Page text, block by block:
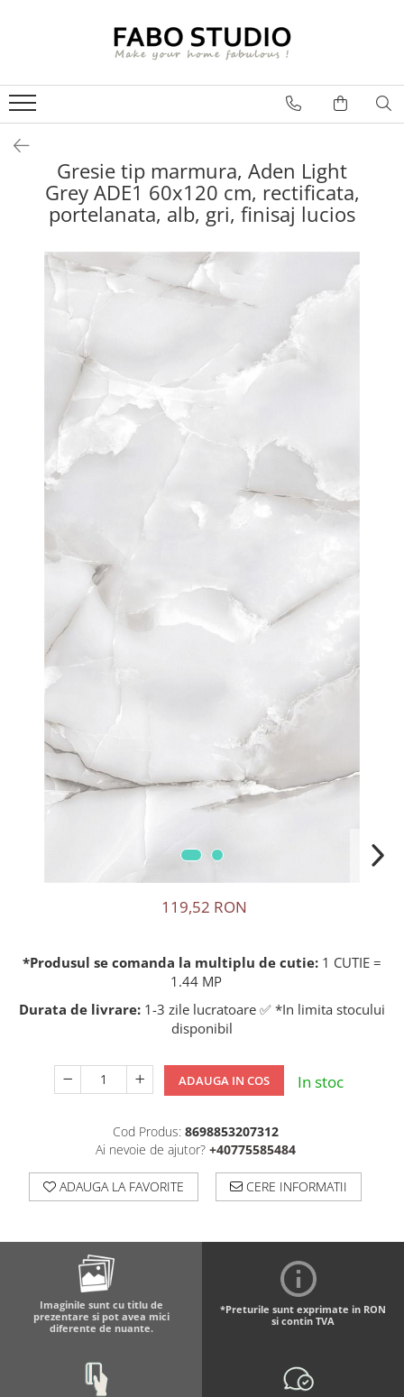
GRESIE INTERIOR
GRESIE EXTERIOR 2 CM
GRESIE TIP LEMN
GRESIE XXL - LASTRE
TREPTE DIN GRESIE
FAIANTA
MOBILIER DE INTERIOR
CANAPELE
SCAUNE
CONSOLE
Gresie tip marmura, Aden Light
Grey ADE1 60x120 cm, rectificata,
portelanata, alb, gri, finisaj lucios
119,52 RON
*Produsul se comanda la multiplu de cutie: 1 CUTIE =
1.44 MP
Durata de livrare: 1-3 zile lucratoare ✅ *In limita stocului
disponibil
ADAUGA IN COS In stoc
Cod Produs: 8698853207312
Ai nevoie de ajutor? +40775585484
ADAUGA LA FAVORITE CERE INFORMATII
Imaginile sunt cu titlu de
prezentare si pot avea mici
diferente de nuante.
*Preturile sunt exprimate in RON
si contin TVA